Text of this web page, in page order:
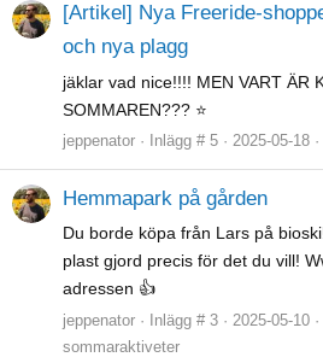
[Artikel] Nya Freeride-
och nya plagg
jäklar vad nice!!!! MEN VART ÄR
SOMMAREN??? ⭐
jeppenator Inlägg # 5 2025-05-18
Hemmapark på gården
Du borde köpa från Lars på
plast gjord precis för det du vill!
adressen 👍
jeppenator Inlägg # 3 2025-05-10
sommaraktiveter